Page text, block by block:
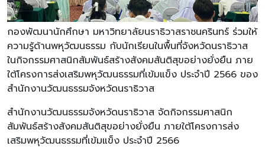
กองพัฒนานักศึกษา มหาวิทยาลัยนราธิวาสราชนครินทร์ ร่วมให้
ความรู้ด้านพหุวัฒนธรรม กับนักเรียนในพื้นที่จังหวัดนราธิวาส
ในกิจกรรมศาสนิกสัมพันธ์สร้างสังคมสันติสุขอย่างยั่งยืน ภาย
ใต้โครงการส่งเสริมพหุวัฒนธรรมที่เข้มแข็ง ประจำปี 2566 ของ
สำนักงานวัฒนธรรมจังหวัดนราธิวาส
สำนักงานวัฒนธรรมจังหวัดนราธิวาส จัดกิจกรรมศาสนิก
สัมพันธ์สร้างสังคมสันติสุขอย่างยั่งยืน ภายใต้โครงการส่ง
เสริมพหุวัฒนธรรมที่เข้มแข็ง ประจำปี 2566